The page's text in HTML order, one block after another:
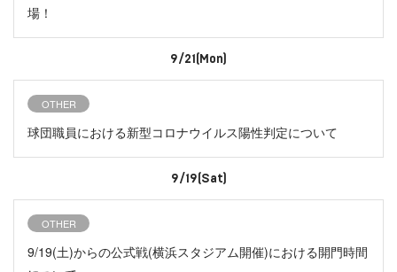
場！
9/21(Mon)
OTHER
球団職員における新型コロナウイルス陽性判定について
9/19(Sat)
OTHER
9/19(土)からの公式戦(横浜スタジアム開催)における開門時間